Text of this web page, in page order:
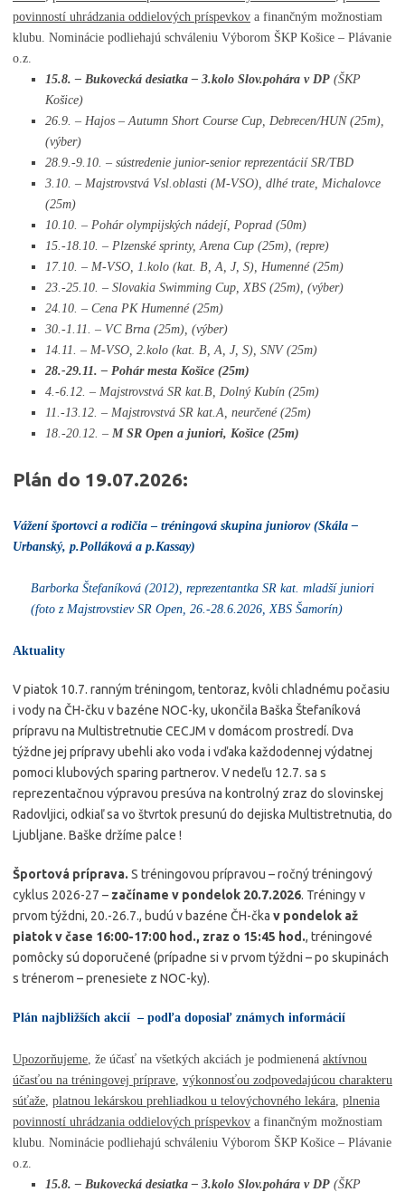
povinností uhrádzania oddielových príspevkov a finančným možnostiam
klubu. Nominácie podliehajú schváleniu Výborom ŠKP Košice – Plávanie
o.z.
15.8. – Bukovecká desiatka – 3.kolo Slov.pohára v DP (ŠKP
Košice)
26.9. – Hajos – Autumn Short Course Cup, Debrecen/HUN (25m),
(výber)
28.9.-9.10. – sústredenie junior-senior reprezentácií SR/TBD
3.10. – Majstrovstvá Vsl.oblasti (M-VSO), dlhé trate, Michalovce
(25m)
10.10. – Pohár olympijských nádejí, Poprad (50m)
15.-18.10. – Plzenské sprinty, Arena Cup (25m), (repre)
17.10. – M-VSO, 1.kolo (kat. B, A, J, S), Humenné (25m)
23.-25.10. – Slovakia Swimming Cup, XBS (25m), (výber)
24.10. – Cena PK Humenné (25m)
30.-1.11. – VC Brna (25m), (výber)
14.11. – M-VSO, 2.kolo (kat. B, A, J, S), SNV (25m)
28.-29.11. – Pohár mesta Košice (25m)
4.-6.12. – Majstrovstvá SR kat.B, Dolný Kubín (25m)
11.-13.12. – Majstrovstvá SR kat.A, neurčené (25m)
18.-20.12. – M SR Open a juniori, Košice (25m)
Plán do 19.07.2026:
Vážení športovci a rodičia – tréningová skupina juniorov (Skála –
Urbanský, p.Polláková a p.Kassay)
Barborka Štefaníková (2012), reprezentantka SR kat. mladší juniori
(foto z Majstrovstiev SR Open, 26.-28.6.2026, XBS Šamorín)
Aktuality
V piatok 10.7. ranným tréningom, tentoraz, kvôli chladnému počasiu
i vody na ČH-čku v bazéne NOC-ky, ukončila Baška Štefaníková
prípravu na Multistretnutie CECJM v domácom prostredí. Dva
týždne jej prípravy ubehli ako voda i vďaka každodennej výdatnej
pomoci klubových sparing partnerov. V nedeľu 12.7. sa s
reprezentačnou výpravou presúva na kontrolný zraz do slovinskej
Radovljici, odkiaľ sa vo štvrtok presunú do dejiska Multistretnutia, do
Ljubljane. Baške držíme palce !
Športová príprava. S tréningovou prípravou – ročný tréningový
cyklus 2026-27 – začíname v pondelok 20.7.2026. Tréningy v
prvom týždni, 20.-26.7., budú v bazéne ČH-čka v pondelok až
piatok v čase 16:00-17:00 hod., zraz o 15:45 hod., tréningové
pomôcky sú doporučené (prípadne si v prvom týždni – po skupinách
s trénerom – prenesiete z NOC-ky).
Plán najbližších akcií – podľa doposiaľ známych informácií
Upozorňujeme, že účasť na všetkých akciách je podmienená aktívnou
účasťou na tréningovej príprave, výkonnosťou zodpovedajúcou charakteru
súťaže, platnou lekárskou prehliadkou u telovýchovného lekára, plnenia
povinností uhrádzania oddielových príspevkov a finančným možnostiam
klubu. Nominácie podliehajú schváleniu Výborom ŠKP Košice – Plávanie
o.z.
15.8. – Bukovecká desiatka – 3.kolo Slov.pohára v DP (ŠKP